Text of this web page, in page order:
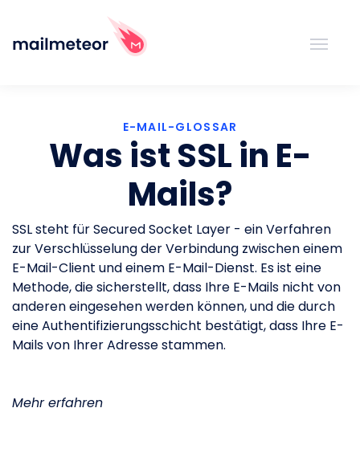
E-MAIL-GLOSSAR
Was ist SSL in E-
Mails?
SSL steht für Secured Socket Layer - ein Verfahren
zur Verschlüsselung der Verbindung zwischen einem
E-Mail-Client und einem E-Mail-Dienst. Es ist eine
Methode, die sicherstellt, dass Ihre E-Mails nicht von
anderen eingesehen werden können, und die durch
eine Authentifizierungsschicht bestätigt, dass Ihre E-
Mails von Ihrer Adresse stammen.
Mehr erfahren